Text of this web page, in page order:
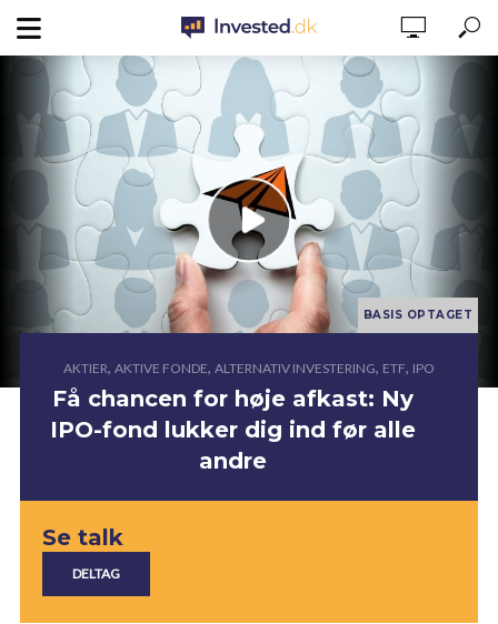
AKTIER, AKTIVE FONDE, ALTERNATIV INVESTERING, ETF, IPO
Få chancen for høje afkast: Ny
IPO-fond lukker dig ind før alle
andre
Se talk